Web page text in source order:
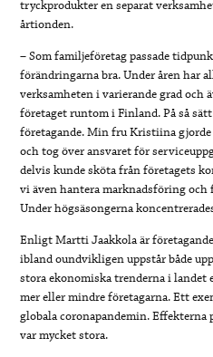
tryckprodukter en separat
årtionden.
– Som familjeföretag passade
förändringarna bra. Under åren har
verksamheten i varierande grad och
företaget runtom i Finland. På så
företagande. Min fru Kristiina
och tog över ansvaret för
delvis kunde sköta från företagets
vi även hantera marknadsföring och
Under högsäsongerna
Enligt Martti Jaakkola är
ibland oundvikligen uppstår både
stora ekonomiska trenderna i
mer eller mindre företagarna. Ett
globala coronapandemin.
var mycket stora.